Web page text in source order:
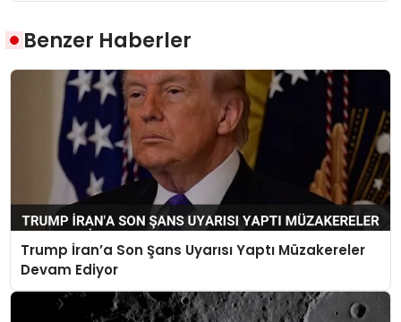
Benzer Haberler
Trump İran’a Son Şans Uyarısı Yaptı Müzakereler
Devam Ediyor